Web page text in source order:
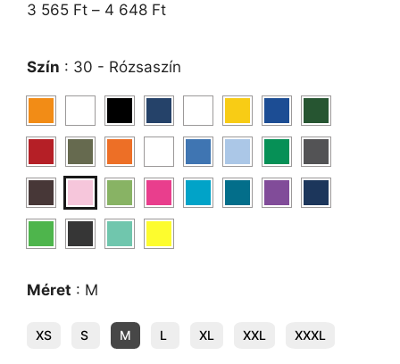
3 565 Ft – 4 648 Ft
Szín : 30 - Rózsaszín
Méret : M
XS S M L XL XXL XXXL